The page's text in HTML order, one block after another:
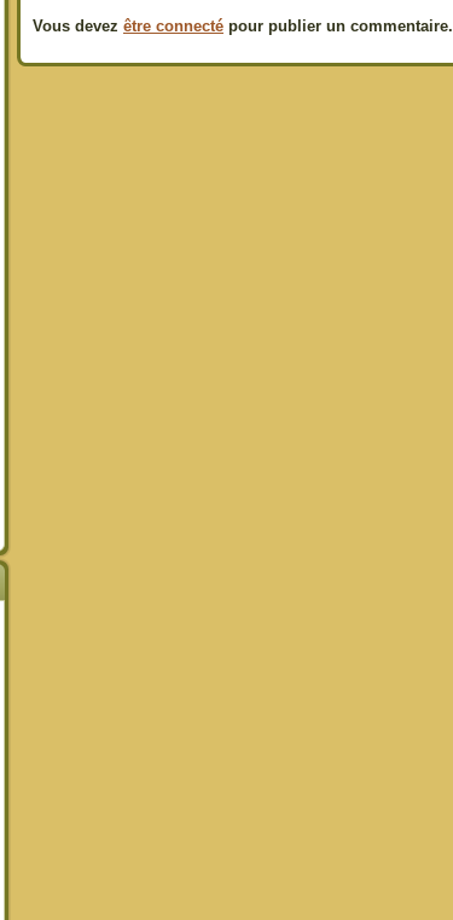
Vous devez être connecté pour publier un commentaire.